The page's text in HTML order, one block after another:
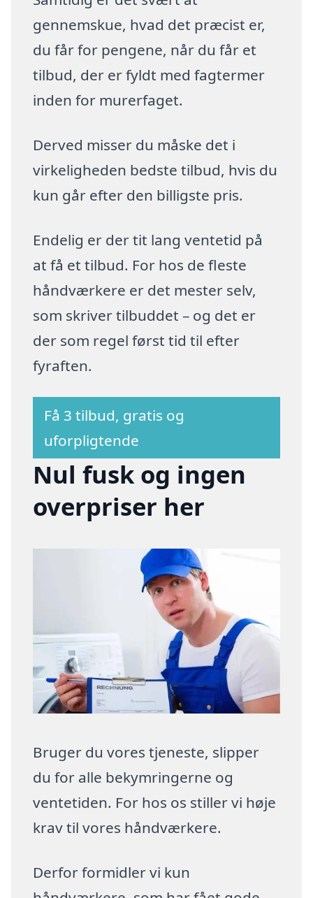
gennemskue, hvad det præcist er,
du får for pengene, når du får et
tilbud, der er fyldt med fagtermer
inden for murerfaget.
Derved misser du måske det i
virkeligheden bedste tilbud, hvis du
kun går efter den billigste pris.
Endelig er der tit lang ventetid på
at få et tilbud. For hos de fleste
håndværkere er det mester selv,
som skriver tilbuddet – og det er
der som regel først tid til efter
fyraften.
Få 3 tilbud, gratis og
uforpligtende
Nul fusk og ingen
overpriser her
Bruger du vores tjeneste, slipper
du for alle bekymringerne og
ventetiden. For hos os stiller vi høje
krav til vores håndværkere.
Derfor formidler vi kun